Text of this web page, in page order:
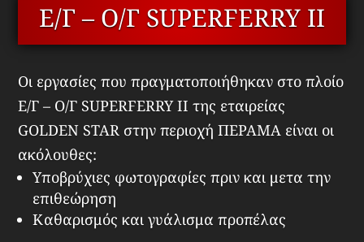
Ε/Γ – Ο/Γ SUPERFERRY II
Οι εργασίες που πραγματοποιήθηκαν στο πλοίο
Ε/Γ – Ο/Γ SUPERFERRY ΙΙ της εταιρείας
GOLDEN STAR στην περιοχή ΠΕΡΑΜΑ είναι οι
ακόλουθες:
Υποβρύχιες φωτογραφίες πριν και μετα την
επιθεώρηση
Καθαρισμός και γυάλισμα προπέλας